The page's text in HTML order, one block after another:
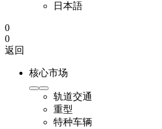
日本語
0
0
返回
核心市场
轨道交通
重型
特种车辆